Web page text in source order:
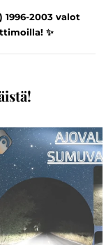
1996-2003 valot
✨